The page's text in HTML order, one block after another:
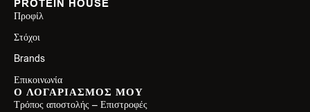
PROTEIN HOUSE
Προφίλ
Στόχοι
Brands
Επικοινωνία
Ο ΛΟΓΑΡΙΑΣΜΟΣ ΜΟΥ
Τρόπος αποστολής – Επιστροφές